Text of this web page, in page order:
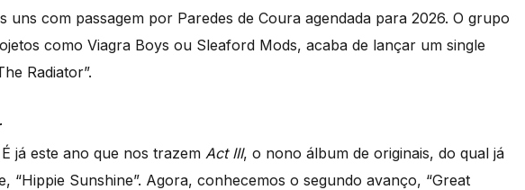
uns com passagem por Paredes de Coura agendada para 2026. O grupo
como Viagra Boys ou Sleaford Mods, acaba de lançar um single
Radiator”.
já este ano que nos trazem Act III, o nono álbum de originais, do qual já
“Hippie Sunshine”. Agora, conhecemos o segundo avanço, “Great